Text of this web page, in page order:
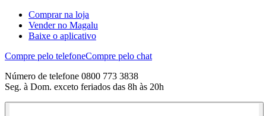
Comprar na loja
Vender no Magalu
Baixe o aplicativo
Compre pelo telefoneCompre pelo chat
Número de telefone 0800 773 3838
Seg. à Dom. exceto feriados das 8h às 20h